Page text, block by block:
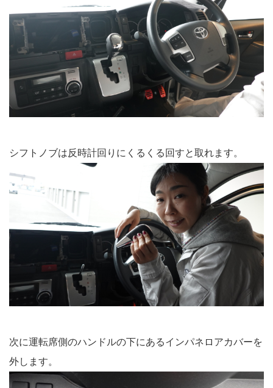
シフトノブは反時計回りにくるくる回すと取れます。
次に運転席側のハンドルの下にあるインパネロアカバーを
外します。